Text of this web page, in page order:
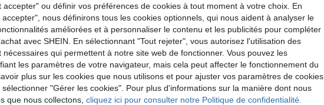
Utile (0)
accepter" ou définir vos préférences de cookies à tout moment à votre choix. En
accepter", nous définirons tous les cookies optionnels, qui nous aident à analyser le
améliorées et à personnaliser le contenu et les publicités pour compléter
avec SHEIN. En sélectionnant "Tout rejeter", vous autorisez l'utilisation des
nécessaires qui permettent à notre site web de fonctionner. Vous pouvez les
les paramètres de votre navigateur, mais cela peut affecter le fonctionnement du
plus sur les cookies que nous utilisons et pour ajuster vos paramètres de cookies
"Gérer les cookies". Pour plus d'informations sur la manière dont nous
que nous collectons, cliquez ici pour consulter notre Politique de confidentialité.